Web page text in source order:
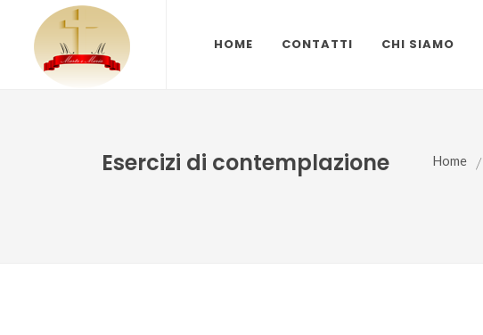
HOME CONTATTI CHI SIAMO
Esercizi di contemplazione Home /